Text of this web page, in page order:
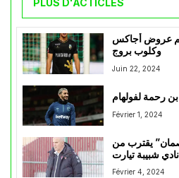
PLUS D'ACTICLES
عروض أجاكس
وكلوب بروج
Juin 22, 2024
رحمة لفولهام
Février 1, 2024
يقترب من
شبيبة تيارت
Février 4, 2024